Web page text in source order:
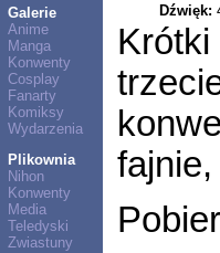
Galerie
Anime
Manga
Konwenty
Cosplay
Fanarty
Komiksy
Wydarzenia
Plikownia
Nihon
Konwenty
Media
Teledyski
Zwiastuny
Dźwięk: